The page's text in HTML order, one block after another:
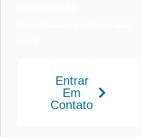
Entrar
Em
Contato